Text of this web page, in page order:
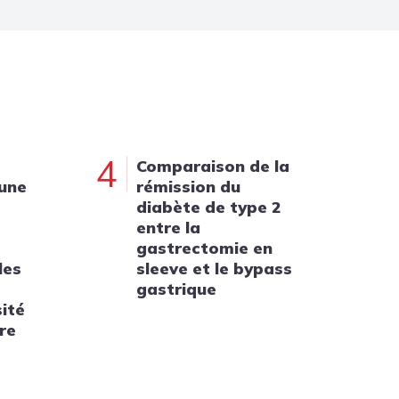
4
Comparaison de la
rémission du
diabète de type 2
entre la
gastrectomie en
sleeve et le bypass
gastrique